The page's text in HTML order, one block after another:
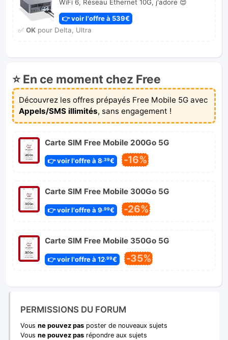
WiFi 6, Réseau Ethernet 10G, j'adore 😍
👉 voir l'offre à 539€
✅ OKpour Delta, Ultra
⭐ En ce moment chez Free
Découvrez les offres prépayés Free Mobile 5G avec
Appels/SMS illimités, sans engagement !
Carte SIM Free Mobile 200Go 5G
👉 voir l'offre à 8 ,39€ -16%
Carte SIM Free Mobile 300Go 5G
👉 voir l'offre à 9 ,99€ -26%
Carte SIM Free Mobile 350Go 5G
👉 voir l'offre à 12,99€ -35%
PERMISSIONS DU FORUM
Vous ne pouvez pas poster de nouveaux sujets
Vous ne pouvez pas répondre aux sujets